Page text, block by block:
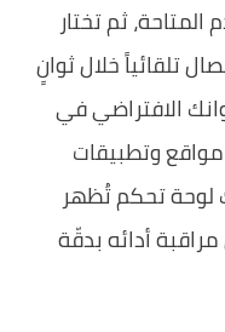
ثم تختار
تلقائياً خلال ثوانٍ
الافتراضي في
مواقع وتطبيقات
لوحة تحكم تُظهر
أدائه بدقّة